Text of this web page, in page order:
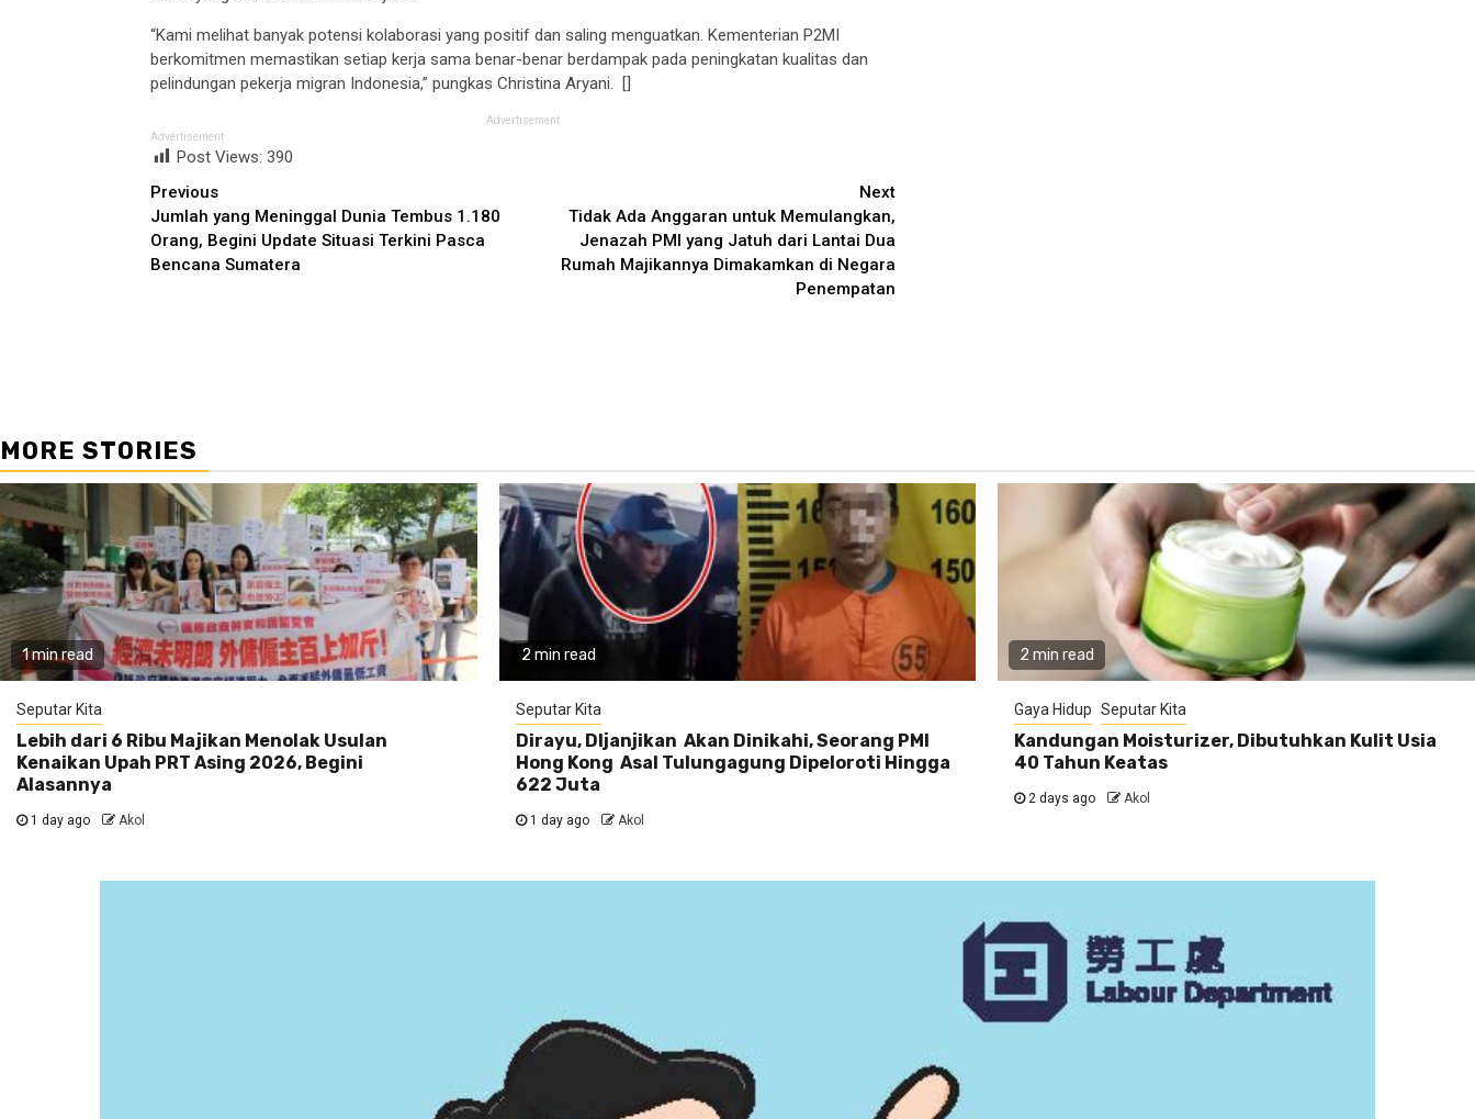
“Kami melihat banyak potensi kolaborasi yang positif dan saling menguatkan. Kementerian P2MI
berkomitmen memastikan setiap kerja sama benar-benar berdampak pada peningkatan kualitas dan
pelindungan pekerja migran Indonesia,” pungkas Christina Aryani. []
Advertisement
Advertisement
Post Views:390
Continue
Reading
Previous
Jumlah yang Meninggal Dunia Tembus 1.180
Orang, Begini Update Situasi Terkini Pasca
Bencana Sumatera
Next
Tidak Ada Anggaran untuk Memulangkan,
Jenazah PMI yang Jatuh dari Lantai Dua
Rumah Majikannya Dimakamkan di Negara
Penempatan
MORE STORIES
1 min read
Seputar Kita
Lebih dari 6 Ribu Majikan Menolak Usulan
Kenaikan Upah PRT Asing 2026, Begini
Alasannya
1 day ago Akol
2 min read
Seputar Kita
Dirayu, DIjanjikan Akan Dinikahi, Seorang PMI
Hong Kong Asal Tulungagung Dipeloroti Hingga
622 Juta
1 day ago Akol
2 min read
Gaya Hidup Seputar Kita
Kandungan Moisturizer, Dibutuhkan Kulit Usia
40 Tahun Keatas
2 days ago Akol